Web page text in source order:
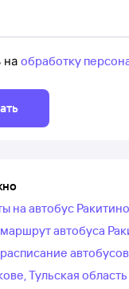
на обработку
на автобус
маршрут автобуса
расписание
Тульская область